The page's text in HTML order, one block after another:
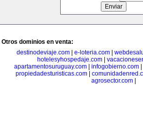
Otros dominios en venta:
destinodeviaje.com
e-loteria.com
hotelesyhospedaje.com
apartamentosuruguay.com
infogobierno.com
propiedadesturisticas.com|
agrosector.com|